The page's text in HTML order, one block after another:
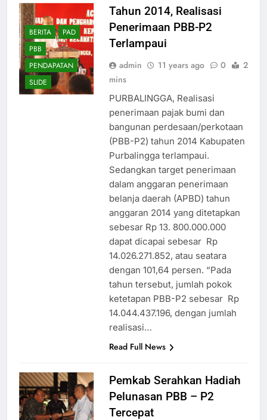
BERITA
PAD
PBB
PENDAPATAN
SLIDE
Tahun 2014, Realisasi
Penerimaan PBB-P2
Terlampaui
admin 11 years ago 0
2
mins
PURBALINGGA, Realisasi
penerimaan pajak bumi dan
bangunan perdesaan/perkotaan
(PBB-P2) tahun 2014 Kabupaten
Purbalingga terlampaui.
Sedangkan target penerimaan
dalam anggaran penerimaan
belanja daerah (APBD) tahun
anggaran 2014 yang ditetapkan
sebesar Rp 13. 800.000.000
dapat dicapai sebesar Rp
14.026.271.852, atau seatara
dengan 101,64 persen. “Pada
tahun tersebut, jumlah pokok
ketetapan PBB-P2 sebesar Rp
14.044.437.196, dengan jumlah
realisasi…
Read Full News
Pemkab Serahkan Hadiah
Pelunasan PBB – P2
Tercepat